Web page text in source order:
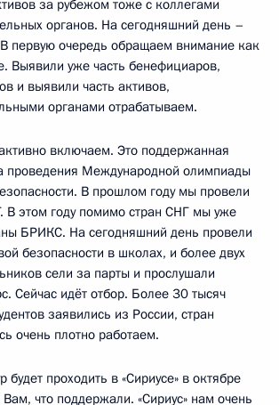
за рубежом тоже с коллегами
органов. На сегодняшний день –
первую очередь обращаем внимание как
Выявили уже часть бенефициаров,
и выявили часть активов,
органами отрабатываем.
включаем. Это поддержанная
проведения Международной олимпиады
В прошлом году мы провели
В этом году помимо стран СНГ мы уже
БРИКС. На сегодняшний день провели
безопасности в школах, и более двух
сели за парты и прослушали
Сейчас идёт отбор. Более 30 тысяч
заявились из России, стран
очень плотно работаем.
проходить в «Сириусе» в октябре
что поддержали. «Сириус» нам очень